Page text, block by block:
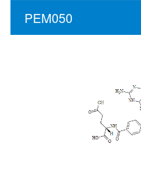
PEM050